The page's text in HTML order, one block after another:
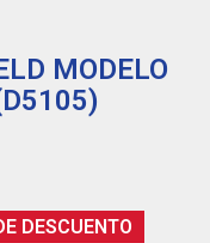
MODELO
DESCUENTO